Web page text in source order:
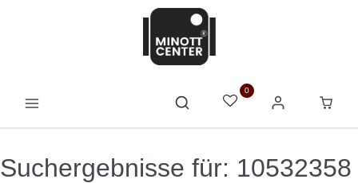
0
Suchergebnisse für: 10532358